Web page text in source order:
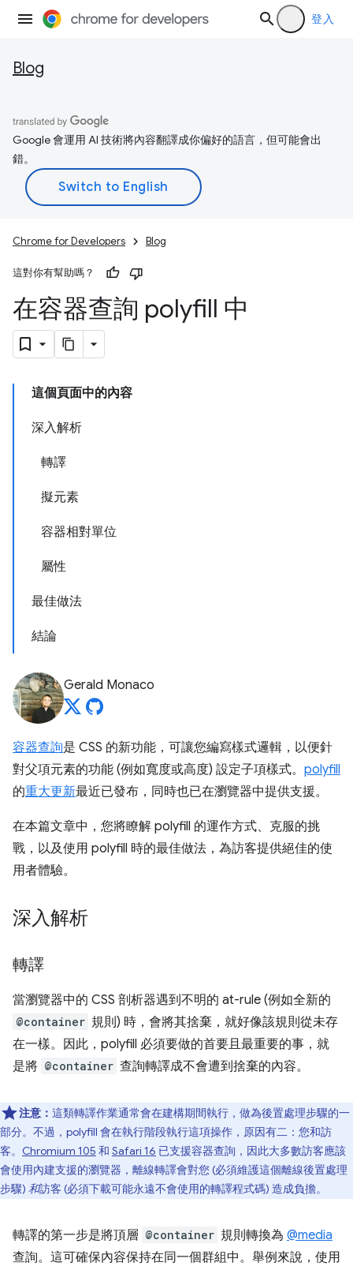
登入
Blog
Google 會運用 AI 技術將內容翻譯成你偏好的語言，但可能會出
錯。
Chrome for Developers Blog
這對你有幫助嗎？
在容器查詢 polyfill 中
這個頁面中的內容
深入解析
轉譯
擬元素
容器相對單位
屬性
最佳做法
結論
Gerald Monaco
容器查詢是 CSS 的新功能，可讓您編寫樣式邏輯，以便針
對父項元素的功能 (例如寬度或高度) 設定子項樣式。 polyfill
的重大更新最近已發布，同時也已在瀏覽器中提供支援。
在本篇文章中，您將瞭解 polyfill 的運作方式、克服的挑
戰，以及使用 polyfill 時的最佳做法，為訪客提供絕佳的使
用者體驗。
深入解析
轉譯
當瀏覽器中的 CSS 剖析器遇到不明的 at-rule (例如全新的
@container 規則) 時，會將其捨棄，就好像該規則從未存
在一樣。因此，polyfill 必須要做的首要且最重要的事，就
是將 @container 查詢轉譯成不會遭到捨棄的內容。
注意： 這類轉譯作業通常會在建構期間執行，做為後置處理步驟的一
部分。不過，polyfill 會在執行階段執行這項操作，原因有二：您和訪
客。 Chromium 105 和 Safari 16 已支援容器查詢，因此大多數訪客應該
會使用內建支援的瀏覽器，離線轉譯會對您 (必須維護這個離線後置處理
步驟) 和訪客 (必須下載可能永遠不會使用的轉譯程式碼) 造成負擔。
轉譯的第一步是將頂層 @container 規則轉換為 @media
查詢。這可確保內容保持在同一個群組中。舉例來說，使用